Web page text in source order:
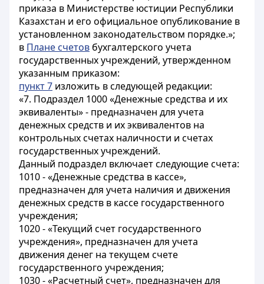
приказа в Министерстве юстиции Республики
Казахстан и его официальное опубликование в
установленном законодательством порядке.»;
в Плане счетов бухгалтерского учета
государственных учреждений, утвержденном
указанным приказом:
пункт 7 изложить в следующей редакции:
«7. Подраздел 1000 «Денежные средства и их
эквиваленты» - предназначен для учета
денежных средств и их эквивалентов на
контрольных счетах наличности и счетах
государственных учреждений.
Данный подраздел включает следующие счета:
1010 - «Денежные средства в кассе»,
предназначен для учета наличия и движения
денежных средств в кассе государственного
учреждения;
1020 - «Текущий счет государственного
учреждения», предназначен для учета
движения денег на текущем счете
государственного учреждения;
1030 - «Расчетный счет», предназначен для